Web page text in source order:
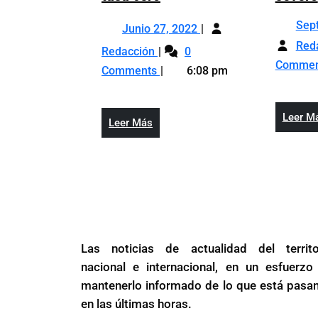
Agricultura
emite
resolución
de
Junio 27, 2022 Junio
Redacción Ministerio
de
0
Comments
6:08 pm
Leer Más
Más
Leer
Las noticias de actualidad del
nacional e internacional, en un esfuerzo
mantenerlo informado de lo que está
en las últimas horas.